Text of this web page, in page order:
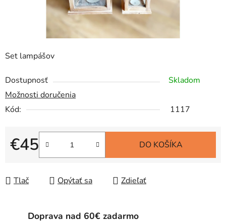
Set lampášov
Dostupnosť
Skladom
Možnosti doručenia
Kód:
1117
€45
Jednotková cena:
DO KOŠÍKA
Tlač Opýtať sa Zdieľať
Doprava nad 60€ zadarmo